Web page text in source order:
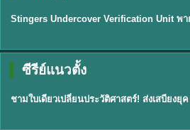
ซีรีย์แนวตั้ง
พากย์ไทย